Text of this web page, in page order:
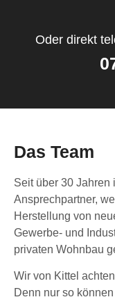
Oder direkt
Das Team
Seit über 30 Jahren
Ansprechpartner,
Herstellung von
Gewerbe- und
privaten Wohnbau
Wir von Kittel
Denn nur so